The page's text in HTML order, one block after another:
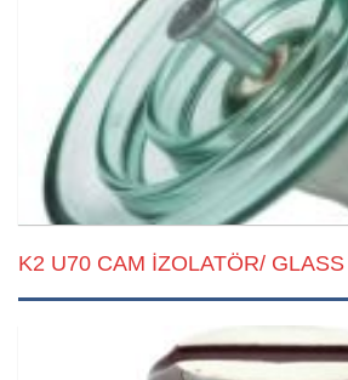
K2 U70 CAM İZOLATÖR/